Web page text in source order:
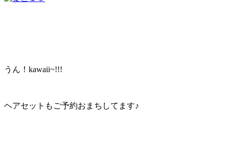
うん！kawaii~!!!
ヘアセットもご予約おまちしてます♪